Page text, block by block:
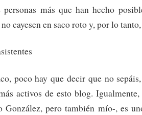
personas más que han hecho
cayesen en saco roto y, por lo
poco hay que decir que no
activos de esto blog.
González, pero también mío-, es